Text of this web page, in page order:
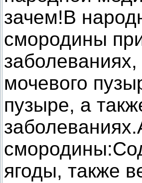
зачем!В
смородины
мочевого
пузыре, а
заболеваниях.
ягоды, также